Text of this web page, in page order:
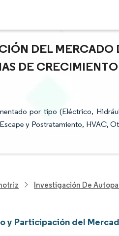
DEL MERCADO
DE
por tipo (Eléctrico,
y Postratamiento, HVAC,
Investigación De
y Participación del